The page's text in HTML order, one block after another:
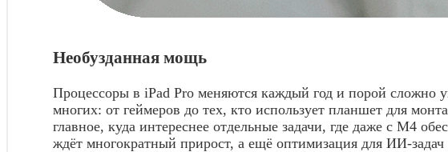
Необузданная мощь
Процессоры в iPad Pro меняются каждый год и порой сложно
многих: от геймеров до тех, кто использует планшет для
главное, куда интереснее отдельные задачи, где даже с M4
ждёт многократный прирост, а ещё оптимизация для ИИ-задач